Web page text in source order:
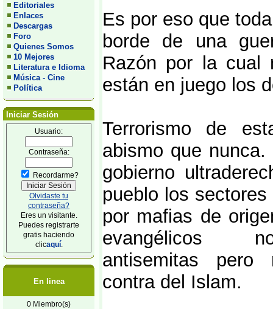
Editoriales
Enlaces
Descargas
Foro
Quienes Somos
10 Mejores
Literatura e Idioma
Música - Cine
Política
Iniciar Sesión
Usuario:
Contraseña:
Recordarme?
Olvidaste tu
contraseña?
Eres un visitante.
Puedes registrarte
gratis haciendo
clicaquí.
En linea
0 Miembro(s)
Es por eso que
borde de una
Razón por la cual
están en juego los
Terrorismo de
abismo que
gobierno
pueblo los
por mafias de
evangélicos
antisemitas pero
contra del Islam.